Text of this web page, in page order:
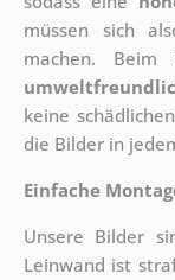
müssen sich
machen. Beim
keine
die Bilder in
Einfache
Unsere Bilder
Leinwand ist